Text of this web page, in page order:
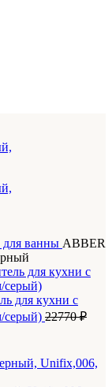
ванны ABBER
для кухни с
серый) 22770₽